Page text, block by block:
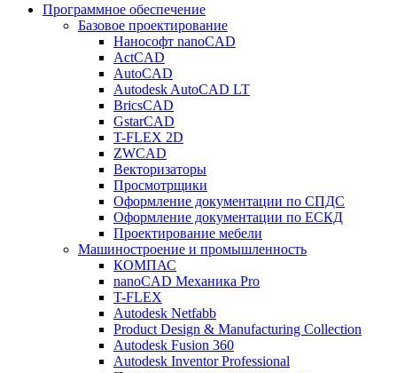
Программное обеспечение
Базовое проектирование
Нанософт nanoCAD
ActCAD
AutoCAD
Autodesk AutoCAD LT
BricsCAD
GstarCAD
T-FLEX 2D
ZWCAD
Векторизаторы
Просмотрщики
Оформление документации по СПДС
Оформление документации по ЕСКД
Проектирование мебели
Машиностроение и промышленность
КОМПАС
nanoCAD Механика Pro
T-FLEX
Autodesk Netfabb
Product Design & Manufacturing Collection
Autodesk Fusion 360
Autodesk Inventor Professional